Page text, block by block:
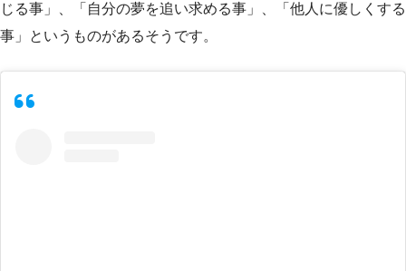
じる事」、「自分の夢を追い求める事」、「他人に優しくする
事」というものがあるそうです。